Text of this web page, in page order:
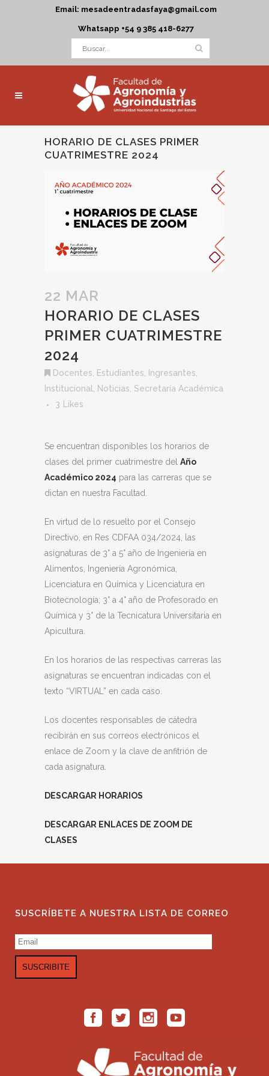
Email: mesadeentradasfaya@gmail.com
Whatsapp +54 9 385 418-6277
HORARIO DE CLASES PRIMER
CUATRIMESTRE 2024
22 MAR
HORARIO DE CLASES
PRIMER CUATRIMESTRE
2024
Docentes Estudiantes Ingresantes
Institucional
Noticias Secretaría Académica
3
Likes
Se encuentran disponibles los horarios de
clases del primer cuatrimestre del Año
Académico 2024 para las carreras que se
dictan en nuestra Facultad.
En virtud de lo resuelto por el Consejo
Directivo, en Res CDFAA 034/2024, las
asignaturas de 3° a 5° año de Ingeniería en
Alimentos, Ingeniería Agronómica,
Licenciatura en Química y Licenciatura en
Biotecnología; 3° a 4° año de Profesorado en
Química y 3° de la Tecnicatura Universitaria en
Apicultura.
En los horarios de las respectivas carreras las
asignaturas se encuentran indicadas con el
texto “VIRTUAL” en cada caso.
Los docentes responsables de cátedra
recibirán en sus correos electrónicos el
enlace de Zoom y la clave de anfitrión de
cada asignatura.
DESCARGAR HORARIOS
DESCARGAR ENLACES DE ZOOM DE
CLASES
SUSCRÍBETE A NUESTRA LISTA DE CORREO